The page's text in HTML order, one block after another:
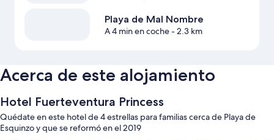
Playa de Mal Nombre
A 4 min en coche- 2.3 km
Acerca de este alojamiento
Hotel Fuerteventura Princess
Quédate en este hotel de 4 estrellas para familias cerca de Playa de
Esquinzo y que se reformó en el 2019